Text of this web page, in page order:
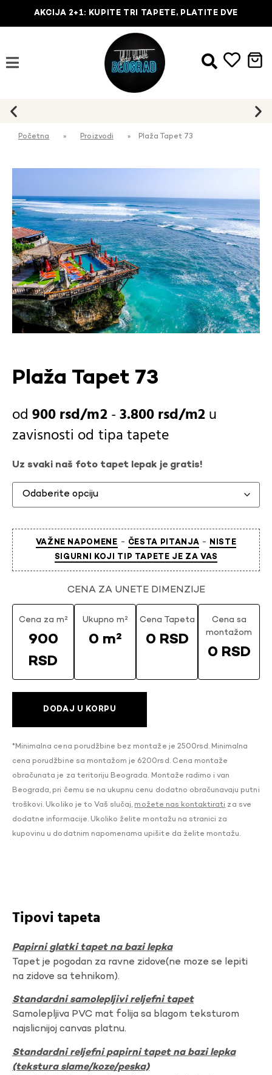
AKCIJA 2+1: KUPITE TRI TAPETE, PLATITE DVE
Početna » Proizvodi » Plaža Tapet 73
Plaža Tapet 73
900rsd -3.800rsd
u
zavisnosti od tipa tapete
Uz svaki naš foto tapet lepak je gratis!
VAŽNE NAPOMENE - ČESTA PITANJA - NISTE
SIGURNI KOJI TIP TAPETE JE ZA VAS
CENA ZA UNETE DIMENZIJE
Cena za m²
900
RSD
Ukupno m²
0 m²
Cena Tapeta
0 RSD
Cena sa
montažom
0 RSD
DODAJ U KORPU
*Minimalna cena porudžbine bez montaže je 2500rsd. Minimalna
cena porudžbine sa montažom je 6200rsd. Cena montaže
obračunata je za teritoriju Beograda. Montaže radimo i van
Beograda, pri čemu se na ukupnu cenu dodatno obračunavaju putni
troškovi. Ukoliko je to Vaš slučaj, možete nas kontaktirati za sve
dodatne informacije. Ukoliko želite montažu na stranici za
kupovinu u dodatnim napomenama upišite da želite montažu.
Tipovi tapeta
Papirni glatki tapet na bazi lepka
Tapet je pogodan za ravne zidove(ne moze se lepiti
na zidove sa tehnikom).
Standardni samolepljivi reljefni tapet
Samolepljiva PVC mat folija sa blagom teksturom
najslicnijoj canvas platnu.
Standardni reljefni papirni tapet na bazi lepka
(tekstura slame/koze/peska)